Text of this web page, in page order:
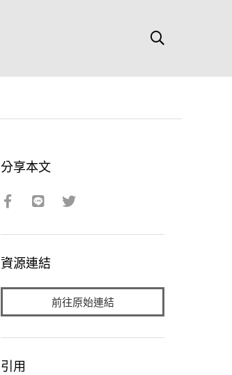
分享本文
資源連結
前往原始連結
引用